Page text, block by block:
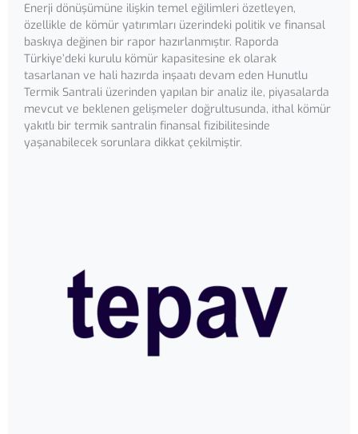
Enerji dönüşümüne ilişkin temel eğilimleri özetleyen,
özellikle de kömür yatırımları üzerindeki politik ve finansal
baskıya değinen bir rapor hazırlanmıştır. Raporda
Türkiye’deki kurulu kömür kapasitesine ek olarak
tasarlanan ve hali hazırda inşaatı devam eden Hunutlu
Termik Santrali üzerinden yapılan bir analiz ile, piyasalarda
mevcut ve beklenen gelişmeler doğrultusunda, ithal kömür
yakıtlı bir termik santralin finansal fizibilitesinde
yaşanabilecek sorunlara dikkat çekilmiştir.